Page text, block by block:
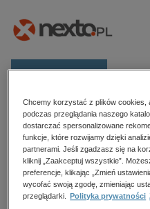
E-prasa
Kategorie
Zobacz wszystkie E-prasa
budownictwo,
biznesowe,
Strona główna Anita
Anita
Chcemy korzystać z plików cookies,
podczas przeglądania naszego
dostarczać spersonalizowane
funkcje, które rozwijamy dzięki
partnerami. Jeśli zgadzasz się na
kliknij „Zaakceptuj wszystkie”.
preferencje, klikając „Zmień
wycofać swoją zgodę, zmieniając
przeglądarki.
Polityka prywatności